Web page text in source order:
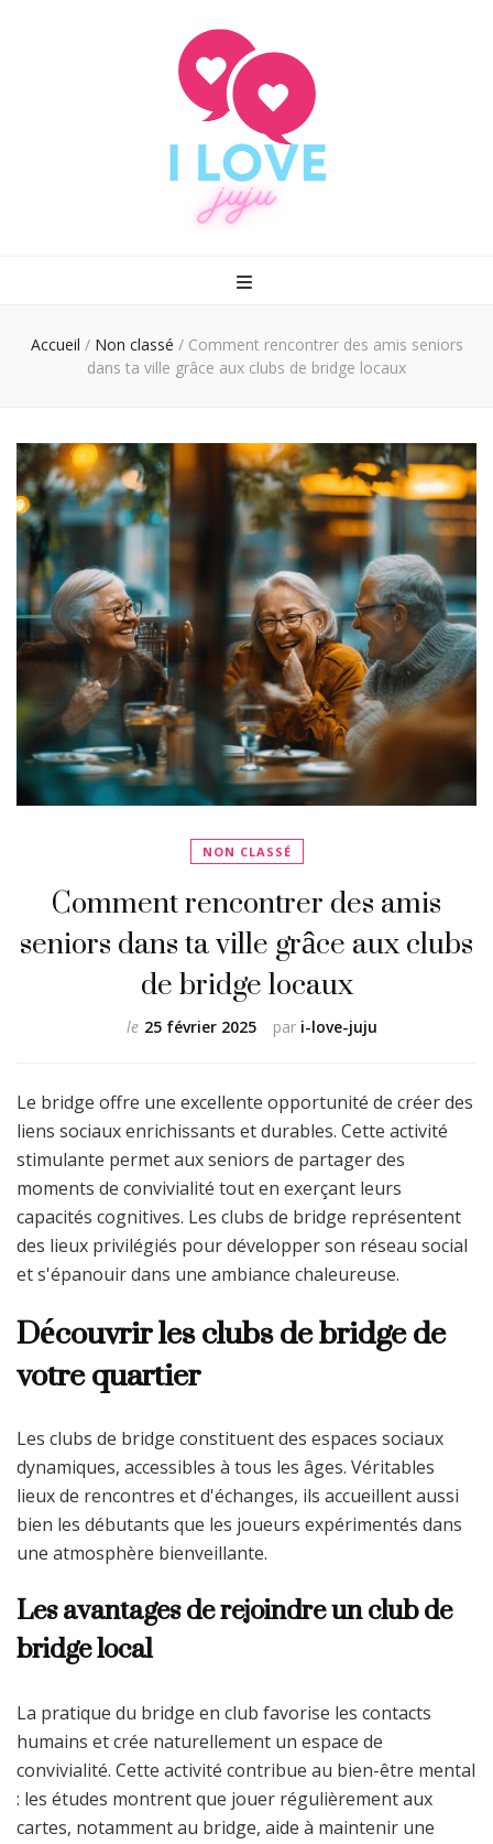
I love juju
Accueil / Non classé / Comment rencontrer des amis seniors
dans ta ville grâce aux clubs de bridge locaux
NON CLASSÉ
Comment rencontrer des amis
seniors dans ta ville grâce aux clubs
de bridge locaux
par i-love-juju
le 25 février 2025
Le bridge offre une excellente opportunité de créer des
liens sociaux enrichissants et durables. Cette activité
stimulante permet aux seniors de partager des
moments de convivialité tout en exerçant leurs
capacités cognitives. Les clubs de bridge représentent
des lieux privilégiés pour développer son réseau social
et s'épanouir dans une ambiance chaleureuse.
Découvrir les clubs de bridge de
votre quartier
Les clubs de bridge constituent des espaces sociaux
dynamiques, accessibles à tous les âges. Véritables
lieux de rencontres et d'échanges, ils accueillent aussi
bien les débutants que les joueurs expérimentés dans
une atmosphère bienveillante.
Les avantages de rejoindre un club de
bridge local
La pratique du bridge en club favorise les contacts
humains et crée naturellement un espace de
convivialité. Cette activité contribue au bien-être mental
: les études montrent que jouer régulièrement aux
cartes, notamment au bridge, aide à maintenir une